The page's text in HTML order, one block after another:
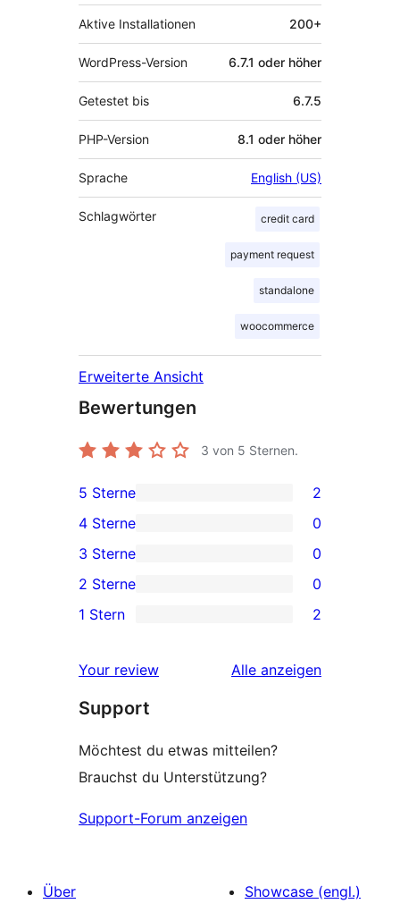
Aktive Installationen 200+
WordPress-Version 6.7.1 oder höher
Getestet bis 6.7.5
PHP-Version 8.1 oder höher
Sprache English (US)
Schlagwörter credit card
payment request
standalone
woocommerce
Erweiterte Ansicht
Bewertungen
3 von 5 Sternen.
2 5-
Sterne-
Rezensionen
5 Sterne 2
0 4-
Sterne-
Rezensionen
4 Sterne 0
0 3-
Sterne-
Rezensionen
3 Sterne 0
0 2-
Sterne-
2 Sterne 0
2 1-
Rezensionen
1 Stern 2
Your review Alle Rezensionen
anzeigen
Support
Möchtest du etwas mitteilen?
Brauchst du Unterstützung?
Support-Forum anzeigen
Über
Showcase (engl.)